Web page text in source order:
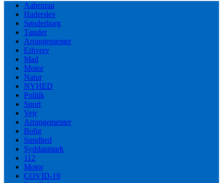
Aabenraa
Haderslev
Sønderborg
Tønder
Arrangementer
Erhverv
Mad
Motor
Natur
NYHED
Politik
Sport
Vejr
Arrangementer
Bolig
Sundhed
Syddanmark
112
Motor
COVID-19